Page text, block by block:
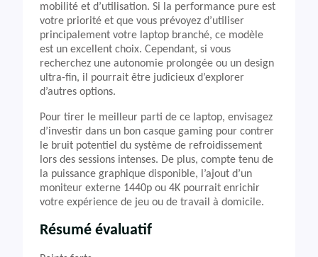
mobilité et d’utilisation. Si la performance pure est
votre priorité et que vous prévoyez d’utiliser
principalement votre laptop branché, ce modèle
est un excellent choix. Cependant, si vous
recherchez une autonomie prolongée ou un design
ultra-fin, il pourrait être judicieux d’explorer
d’autres options.
Pour tirer le meilleur parti de ce laptop, envisagez
d’investir dans un bon casque gaming pour contrer
le bruit potentiel du système de refroidissement
lors des sessions intenses. De plus, compte tenu de
la puissance graphique disponible, l’ajout d’un
moniteur externe 1440p ou 4K pourrait enrichir
votre expérience de jeu ou de travail à domicile.
Résumé évaluatif